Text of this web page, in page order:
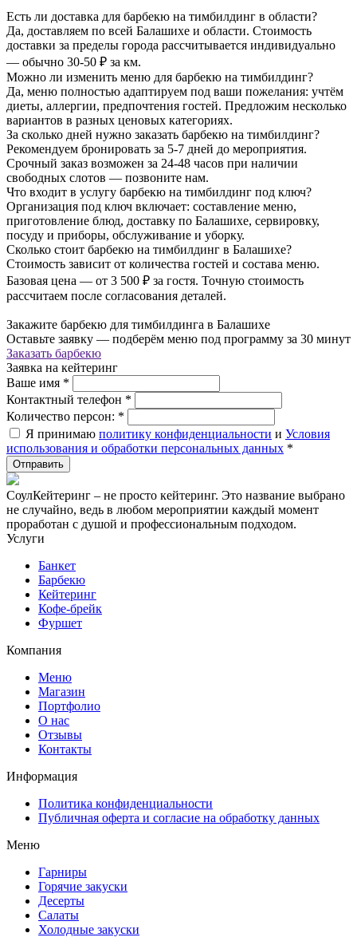
Есть ли доставка для барбекю на тимбилдинг в области?
Да, доставляем по всей Балашихе и области. Стоимость
доставки за пределы города рассчитывается индивидуально
— обычно 30-50 ₽ за км.
Можно ли изменить меню для барбекю на тимбилдинг?
Да, меню полностью адаптируем под ваши пожелания: учтём
диеты, аллергии, предпочтения гостей. Предложим несколько
вариантов в разных ценовых категориях.
За сколько дней нужно заказать барбекю на тимбилдинг?
Рекомендуем бронировать за 5-7 дней до мероприятия.
Срочный заказ возможен за 24-48 часов при наличии
свободных слотов — позвоните нам.
Что входит в услугу барбекю на тимбилдинг под ключ?
Организация под ключ включает: составление меню,
приготовление блюд, доставку по Балашихе, сервировку,
посуду и приборы, обслуживание и уборку.
Сколько стоит барбекю на тимбилдинг в Балашихе?
Стоимость зависит от количества гостей и состава меню.
Базовая цена — от 3 500 ₽ за гостя. Точную стоимость
рассчитаем после согласования деталей.
Закажите барбекю для тимбилдинга в Балашихе
Оставьте заявку — подберём меню под программу за 30 минут
Заказать барбекю
Заявка на кейтеринг
Ваше имя *
Контактный телефон *
Количество персон: *
Я принимаю политику конфиденциальности и Условия
использования и обработки персональных данных *
СоулКейтеринг – не просто кейтеринг. Это название выбрано
не случайно, ведь в любом мероприятии каждый момент
проработан с душой и профессиональным подходом.
Услуги
Банкет
Барбекю
Кейтеринг
Кофе-брейк
Фуршет
Компания
Меню
Магазин
Портфолио
О нас
Отзывы
Контакты
Информация
Политика конфиденциальности
Публичная оферта и согласие на обработку данных
Меню
Гарниры
Горячие закуски
Десерты
Салаты
Холодные закуски